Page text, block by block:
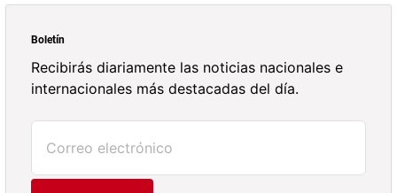
Boletín
Recibirás diariamente las noticias nacionales e
internacionales más destacadas del día.